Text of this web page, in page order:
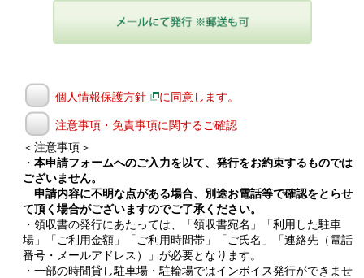
個人情報保護方針 に同意します。
注意事項・免責事項に関するご確認
＜注意事項＞
・ 本申請フォームへのご入力を以て、発行をお約束するものでは
ございません。
申請内容に不明な点がある場合、別途お電話等で確認をとらせ
て頂く場合がございますのでご了承ください。
・領収書の発行にあたっては、「領収書宛名」「利用した駐車
場」「ご利用金額」「ご利用時間帯」「ご氏名」「連絡先（電話
番号・メールアドレス）」が必要となります。
・一部の時間貸し駐車場・駐輪場ではインボイス発行ができませ